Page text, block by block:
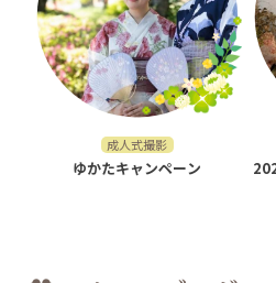
成人式撮影
ゆかたキャンペーン